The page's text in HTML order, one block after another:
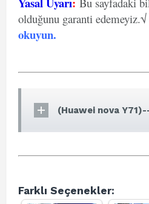
olduğunu garanti edemeyiz.√
okuyun.
(Huawei nova
Farklı Seçenekler: